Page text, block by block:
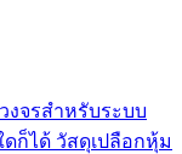
งจรสำหรับระบบ
ก็ได้ วัสดุเปลือกหุ้ม